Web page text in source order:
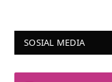
SOSIAL MEDIA